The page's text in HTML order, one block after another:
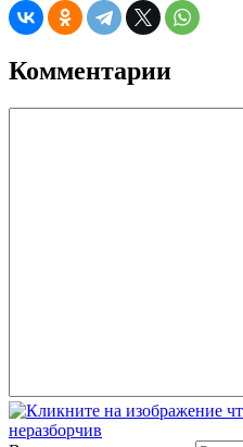
Комментарии